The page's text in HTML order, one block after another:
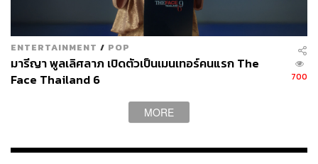
ริต้าไม่ชอบการจิกตีกับคนอื่น แต่ต้องมาอยู่ในสนามที่ฟาดฟัน
กันด้วยฝีมืออย่างเดียวไม่พอ ต้องขยี้ดราม่าเพื่อให้ได้อรรถรส
และยังต้องรับมือกับการถูกถล่มในโซเชียลมีเดียอีก คนที่ดูรัก
สงบอย่างริต้ารับมือกับสิ่งที่จะเกิดขึ้นอย่างไรครับ
คนที่ไม่ค่อยสู้กับใคร แต่อย่ามาทำอะไรก่อน ริต้าก็ไม่ยอม
เหมือนกัน ถ้ามีคนมารังแก เราก็ต้องปกป้องตัวเอง ถ้าเขามา
ตบ เราก็คงไม่มาร้องไห้แบบในละครใช่ไหม (หัวเราะ) ถ้ามี
ENTERTAINMENT / POP
มารีญา พูลเลิศลาภ เปิดตัวเป็นเมนเทอร์คนแรก The
Face Thailand 6
700
MORE